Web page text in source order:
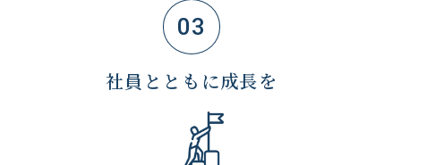
03
社員とともに成長を